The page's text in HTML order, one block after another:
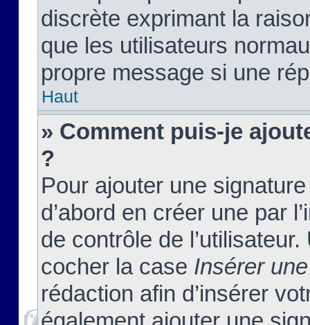
discrète exprimant la
que les utilisateurs
propre message si une
Haut
» Comment puis-je
?
Pour ajouter une
d’abord en créer une par
de contrôle de
cocher la case Insérer
rédaction afin d’insérer